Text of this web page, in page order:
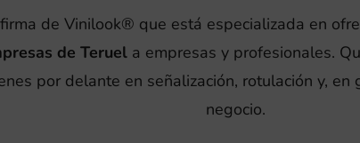
de Vinilook® que está especializada en
de Teruela empresas y profesionales.
por delante en señalización, rotulación y, en
negocio.